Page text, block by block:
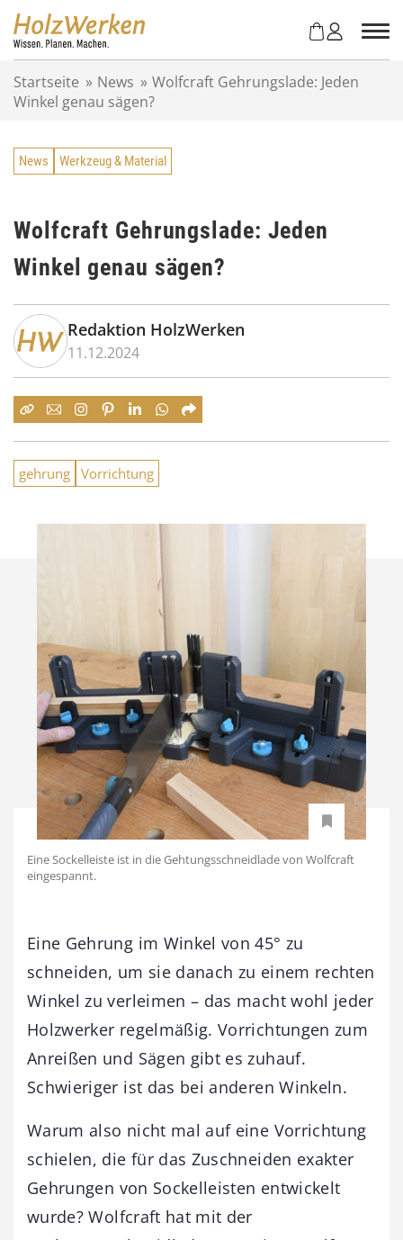
Startseite » News » Wolfcraft Gehrungslade: Jeden
Winkel genau sägen?
News Werkzeug & Material
Wolfcraft Gehrungslade: Jeden
Winkel genau sägen?
Redaktion HolzWerken
11.12.2024
gehrung Vorrichtung
Eine Sockelleiste ist in die Gehtungsschneidlade von Wolfcraft
eingespannt.
Eine Gehrung im Winkel von 45° zu
schneiden, um sie danach zu einem rechten
Winkel zu verleimen – das macht wohl jeder
Holzwerker regelmäßig. Vorrichtungen zum
Anreißen und Sägen gibt es zuhauf.
Schwieriger ist das bei anderen Winkeln.
Warum also nicht mal auf eine Vorrichtung
schielen, die für das Zuschneiden exakter
Gehrungen von Sockelleisten entwickelt
wurde? Wolfcraft hat mit der